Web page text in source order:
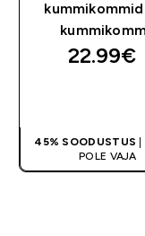
22.99€‎
45% SOODUSTUS
POLE VAJA